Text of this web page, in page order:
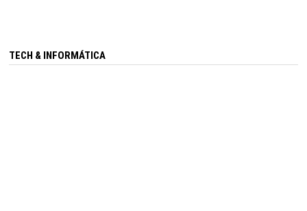
TECH & INFORMÁTICA